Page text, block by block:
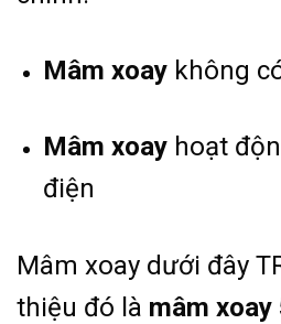
Mâm xoay không
Mâm xoay hoạt
điện
Mâm xoay dưới đây
thiệu đó là mâm xoay